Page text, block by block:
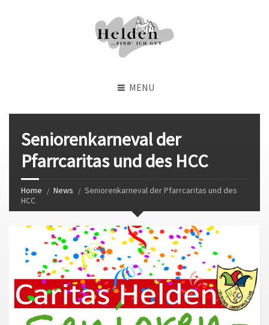
MENU
Seniorenkarneval der
Pfarrcaritas und des HCC
Home News
Seniorenkarneval der Pfarrcaritas und des
HCC